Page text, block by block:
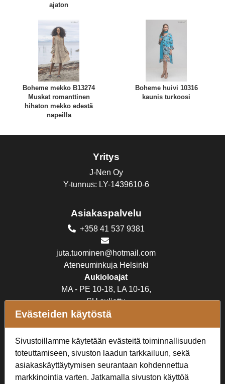
ajaton
Boheme mekko B13274
Muskat romanttinen
hihaton mekko edestä
napeilla
Boheme huivi 10316
kaunis turkoosi
Yritys
J-Nen Oy
Y-tunnus: LY-1439610-6
Asiakaspalvelu
+358 41 537 9381
juta.tuominen@hotmail.com
Ateneuminkuja Helsinki
Aukioloajat
MA - PE 10-18, LA 10-16,
SU suljettu
Verkkokauppa
Tilaus- ja toimitusehdot
Rekisteriseloste
Evästeiden käytöstä
Sivustoillamme käytetään evästeitä toiminnallisuuden
toteuttamiseen, sivuston laadun tarkkailuun, sekä
asiakaskäyttäytymisen seurantaan kohdennettua
markkinointia varten. Jatkamalla sivuston käyttöä